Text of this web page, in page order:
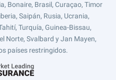
Bonaire, Brasil, Curaçao, Timor
Saipán, Rusia, Ucrania,
Turquía, Guinea-Bissau,
Norte, Svalbard y Jan Mayen,
países restringidos.